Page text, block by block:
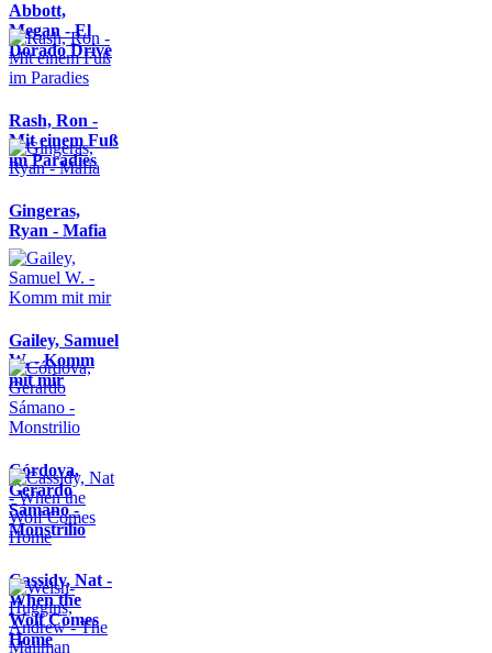
Abbott,
Megan - El
Dorado Drive
Rash, Ron -
Mit einem Fuß
im Paradies
Gingeras,
Ryan - Mafia
Gailey, Samuel
W. - Komm
mit mir
Córdova,
Gerardo
Sámano -
Monstrilio
Cassidy, Nat -
When the
Wolf Comes
Home